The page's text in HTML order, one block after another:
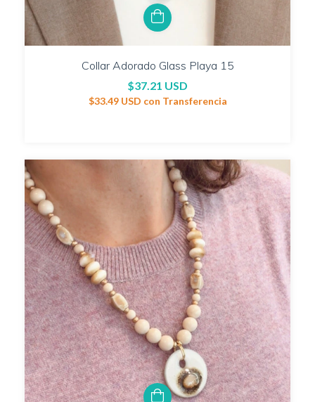
Collar Adorado Glass Playa 15
$37.21 USD
$33.49 USD con Transferencia